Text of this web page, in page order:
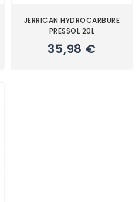
JERRICAN HYDROCARBURE
PRESSOL 20L
35,98 €